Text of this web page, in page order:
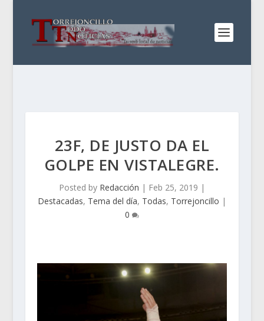
23F, DE JUSTO DA EL
GOLPE EN VISTALEGRE.
Posted by Redacción | Feb 25, 2019 |
Destacadas, Tema del día, Todas, Torrejoncillo |
0